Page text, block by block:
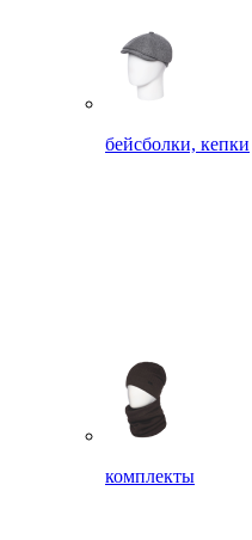
бейсболки, кепки
комплекты